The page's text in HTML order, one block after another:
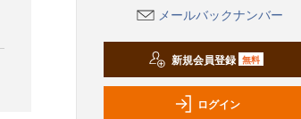
メールバックナンバー
新規会員登録 無料
ログイン